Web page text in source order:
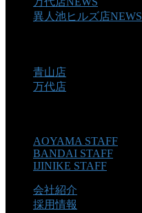
異人池ヒルズ店NEWS
青山店
万代店
AOYAMA STAFF
BANDAI STAFF
IJINIKE STAFF
会社紹介
採用情報